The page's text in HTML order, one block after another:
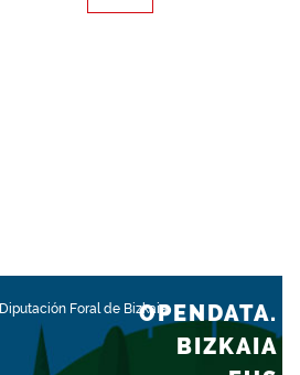
Diputación Foral de BizkaiaOPENDATA.
BIZKAIA